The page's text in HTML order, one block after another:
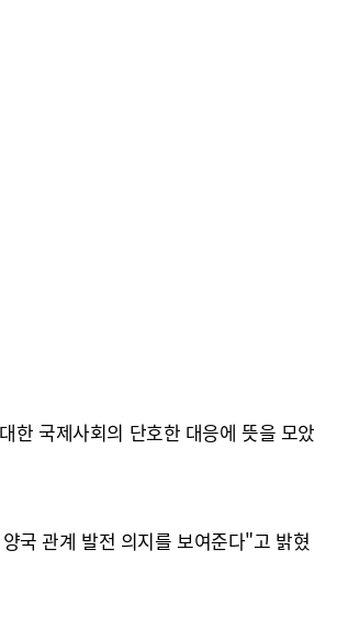
한 국제사회의 단호한 대응에 뜻을 모았
국 관계 발전 의지를 보여준다"고 밝혔